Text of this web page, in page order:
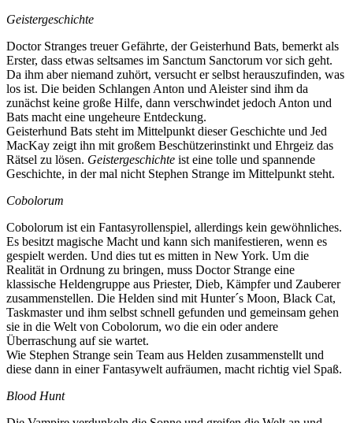
Geistergeschichte
Doctor Stranges treuer Gefährte, der Geisterhund Bats, bemerkt als
Erster, dass etwas seltsames im Sanctum Sanctorum vor sich geht.
Da ihm aber niemand zuhört, versucht er selbst herauszufinden, was
los ist. Die beiden Schlangen Anton und Aleister sind ihm da
zunächst keine große Hilfe, dann verschwindet jedoch Anton und
Bats macht eine ungeheure Entdeckung.
Geisterhund Bats steht im Mittelpunkt dieser Geschichte und Jed
MacKay zeigt ihn mit großem Beschützerinstinkt und Ehrgeiz das
Rätsel zu lösen. Geistergeschichte ist eine tolle und spannende
Geschichte, in der mal nicht Stephen Strange im Mittelpunkt steht.
Cobolorum
Cobolorum ist ein Fantasyrollenspiel, allerdings kein gewöhnliches.
Es besitzt magische Macht und kann sich manifestieren, wenn es
gespielt werden. Und dies tut es mitten in New York. Um die
Realität in Ordnung zu bringen, muss Doctor Strange eine
klassische Heldengruppe aus Priester, Dieb, Kämpfer und Zauberer
zusammenstellen. Die Helden sind mit Hunter´s Moon, Black Cat,
Taskmaster und ihm selbst schnell gefunden und gemeinsam gehen
sie in die Welt von Cobolorum, wo die ein oder andere
Überraschung auf sie wartet.
Wie Stephen Strange sein Team aus Helden zusammenstellt und
diese dann in einer Fantasywelt aufräumen, macht richtig viel Spaß.
Blood Hunt